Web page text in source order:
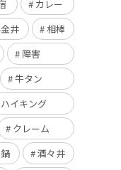
カレー
井
相棒
障害
牛タン
ハイキング
クレーム
鍋
酒々井